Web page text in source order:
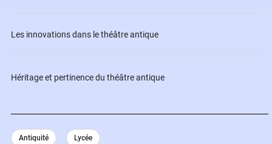
Les innovations dans le théâtre antique
Héritage et pertinence du théâtre antique
Antiquité Lycée